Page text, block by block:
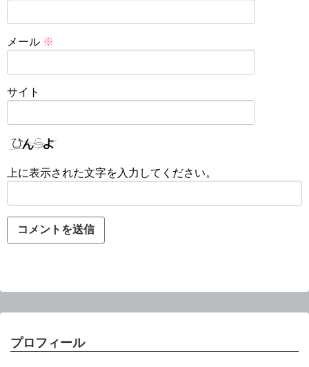
メール ※
サイト
上に表示された文字を入力してください。
プロフィール